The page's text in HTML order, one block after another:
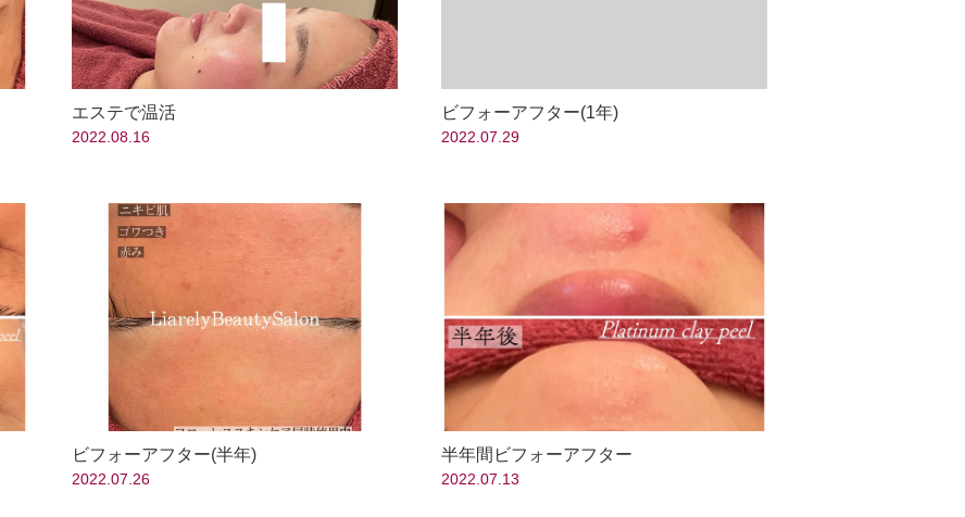
エステで温活
2022.08.16
ビフォーアフター(1年)
2022.07.29
ビフォーアフター(半年)
2022.07.26
半年間ビフォーアフター
2022.07.13